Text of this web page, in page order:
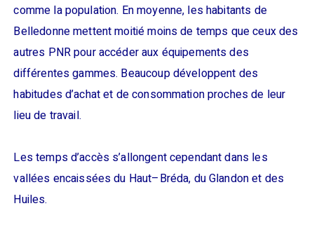
comme la population. En moyenne, les habitants de
Belledonne mettent moitié moins de temps que ceux des
autres PNR pour accéder aux équipements des
différentes gammes. Beaucoup développent des
habitudes d’achat et de consommation proches de leur
lieu de travail.
Les temps d’accès s’allongent cependant dans les
vallées encaissées du Haut–Bréda, du Glandon et des
Huiles.